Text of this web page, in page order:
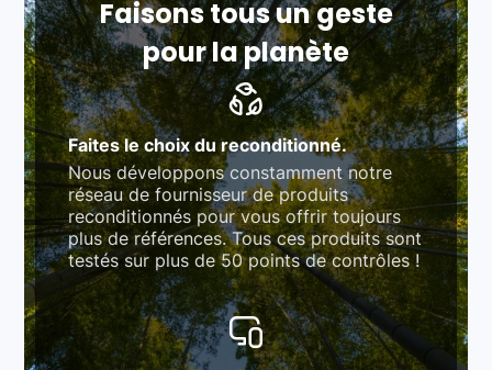
Faisons tous un geste
pour la planète
Faites le choix du reconditionné.
Nous développons constamment notre
réseau de fournisseur de produits
reconditionnés pour vous offrir toujours
plus de références. Tous ces produits sont
testés sur plus de 50 points de contrôles !